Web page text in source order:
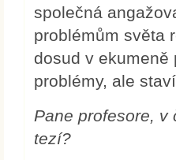
společná
problémům světa
dosud v ekumeně
problémy, ale
Pane profesore, v
tezí?